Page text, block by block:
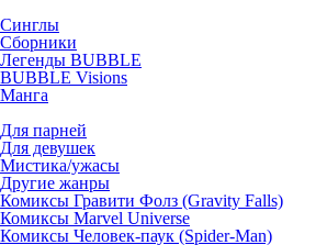
Синглы
Сборники
Легенды BUBBLE
BUBBLE Visions
Манга
Для парней
Для девушек
Мистика/ужасы
Другие жанры
Комиксы Гравити Фолз (Gravity Falls)
Комиксы Marvel Universe
Комиксы Человек-паук (Spider-Man)